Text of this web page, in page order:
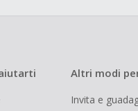
Altri modi
Invita e